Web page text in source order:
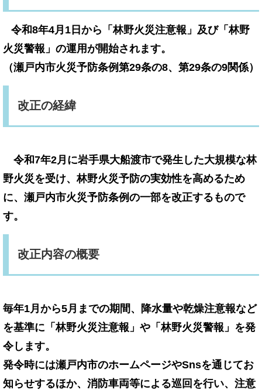
令和8年4月1日から「林野火災注意報」及び「林野
火災警報」の運用が開始されます。
（瀬戸内市火災予防条例第29条の8、第29条の9関係）
改正の経緯
令和7年2月に岩手県大船渡市で発生した大規模な林
野火災を受け、林野火災予防の実効性を高めるため
に、瀬戸内市火災予防条例の一部を改正するもので
す。
改正内容の概要
毎年1月から5月までの期間、降水量や乾燥注意報など
を基準に「林野火災注意報」や「林野火災警報」を発
令します。
発令時には瀬戸内市のホームページやSnsを通じてお
知らせするほか、消防車両等による巡回を行い、注意